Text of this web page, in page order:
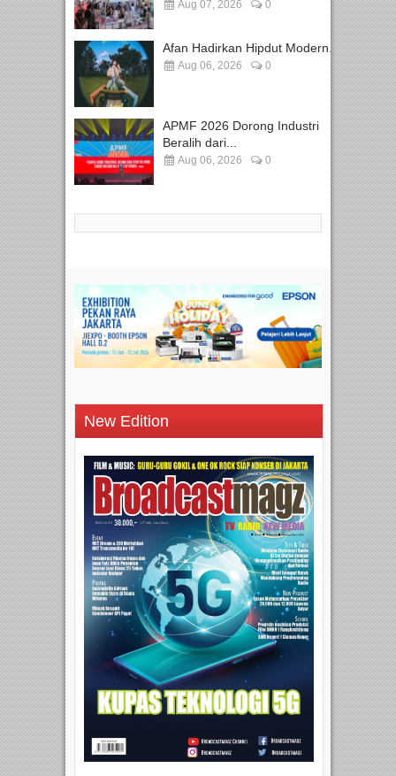
Aug 07, 2026 0
Afan Hadirkan Hipdut Modern...
Aug 06, 2026 0
APMF 2026 Dorong Industri
Beralih dari...
Aug 06, 2026 0
New Edition